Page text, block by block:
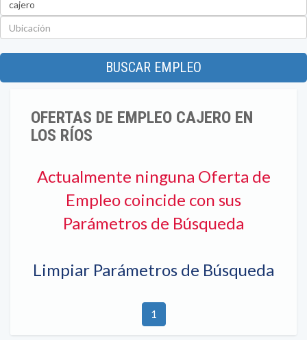
BUSCAR EMPLEO
OFERTAS DE EMPLEO CAJERO EN
LOS RÍOS
Actualmente ninguna Oferta de
Empleo coincide con sus
Parámetros de Búsqueda
Limpiar Parámetros de Búsqueda
1